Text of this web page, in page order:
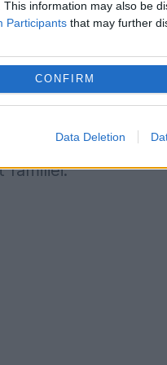
This information may also be
Participants that may further
CONFIRM
Data Deletion
căutări, trista
distanță de
unde un
Torraccia.
ADN și
familiei.